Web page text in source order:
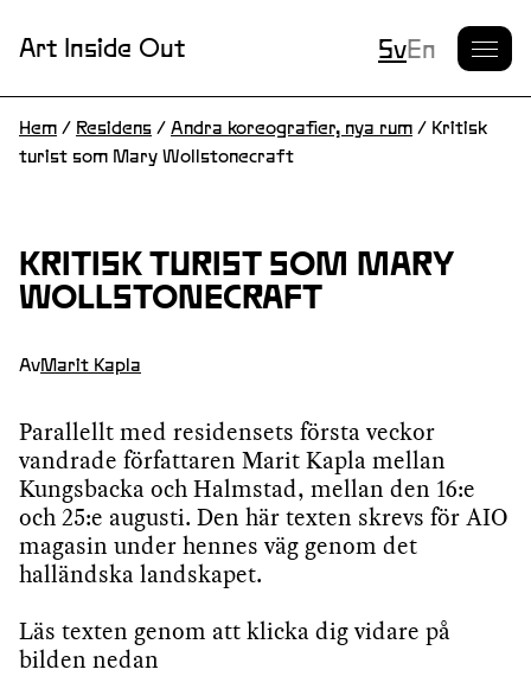
Art Inside Out Nuvarande
SvEn
Hem / Residens / Andra koreografier, nya rum / Kritisk
turist som Mary Wollstonecraft
KRITISK TURIST SOM MARY
WOLLSTONECRAFT
AvMarit Kapla
Parallellt med residensets första veckor
vandrade författaren Marit Kapla mellan
Kungsbacka och Halmstad, mellan den 16:e
och 25:e augusti. Den här texten skrevs för AIO
magasin under hennes väg genom det
halländska landskapet.
Läs texten genom att klicka dig vidare på
bilden nedan